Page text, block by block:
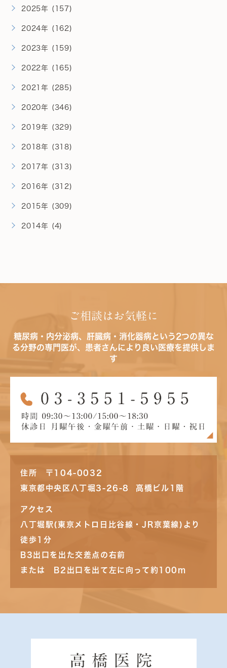
2025年 (157)
2024年 (162)
2023年 (159)
2022年 (165)
2021年 (285)
2020年 (346)
2019年 (329)
2018年 (318)
2017年 (313)
2016年 (312)
2015年 (309)
2014年 (4)
ご相談はお気軽に
糖尿病・内分泌病、肝臓病・消化器病という2つの異な
る分野の専門医が、患者さんにより良い医療を提供しま
す
住所 〒104-0032
東京都中央区八丁堀3-26-8 高橋ビル1階
アクセス
八丁堀駅(東京メトロ日比谷線・JR京葉線)より
徒歩1分
B3出口を出た交差点の右前
または B2出口を出て左に向って約100m